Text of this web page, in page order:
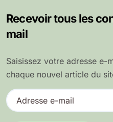
Recevoir tous les
mail
Saisissez votre adresse e-
chaque nouvel article du
A
d